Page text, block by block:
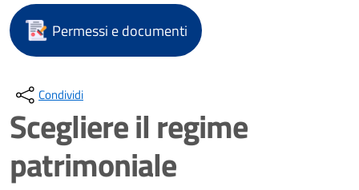
Permessi e documenti
Condividi
Scegliere il regime
patrimoniale